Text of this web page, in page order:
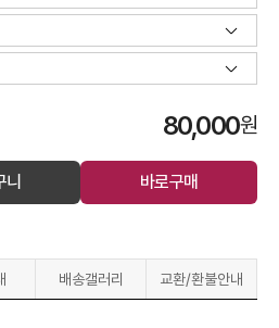
80,000원
니 바로구매
배송갤러리 교환/환불안내